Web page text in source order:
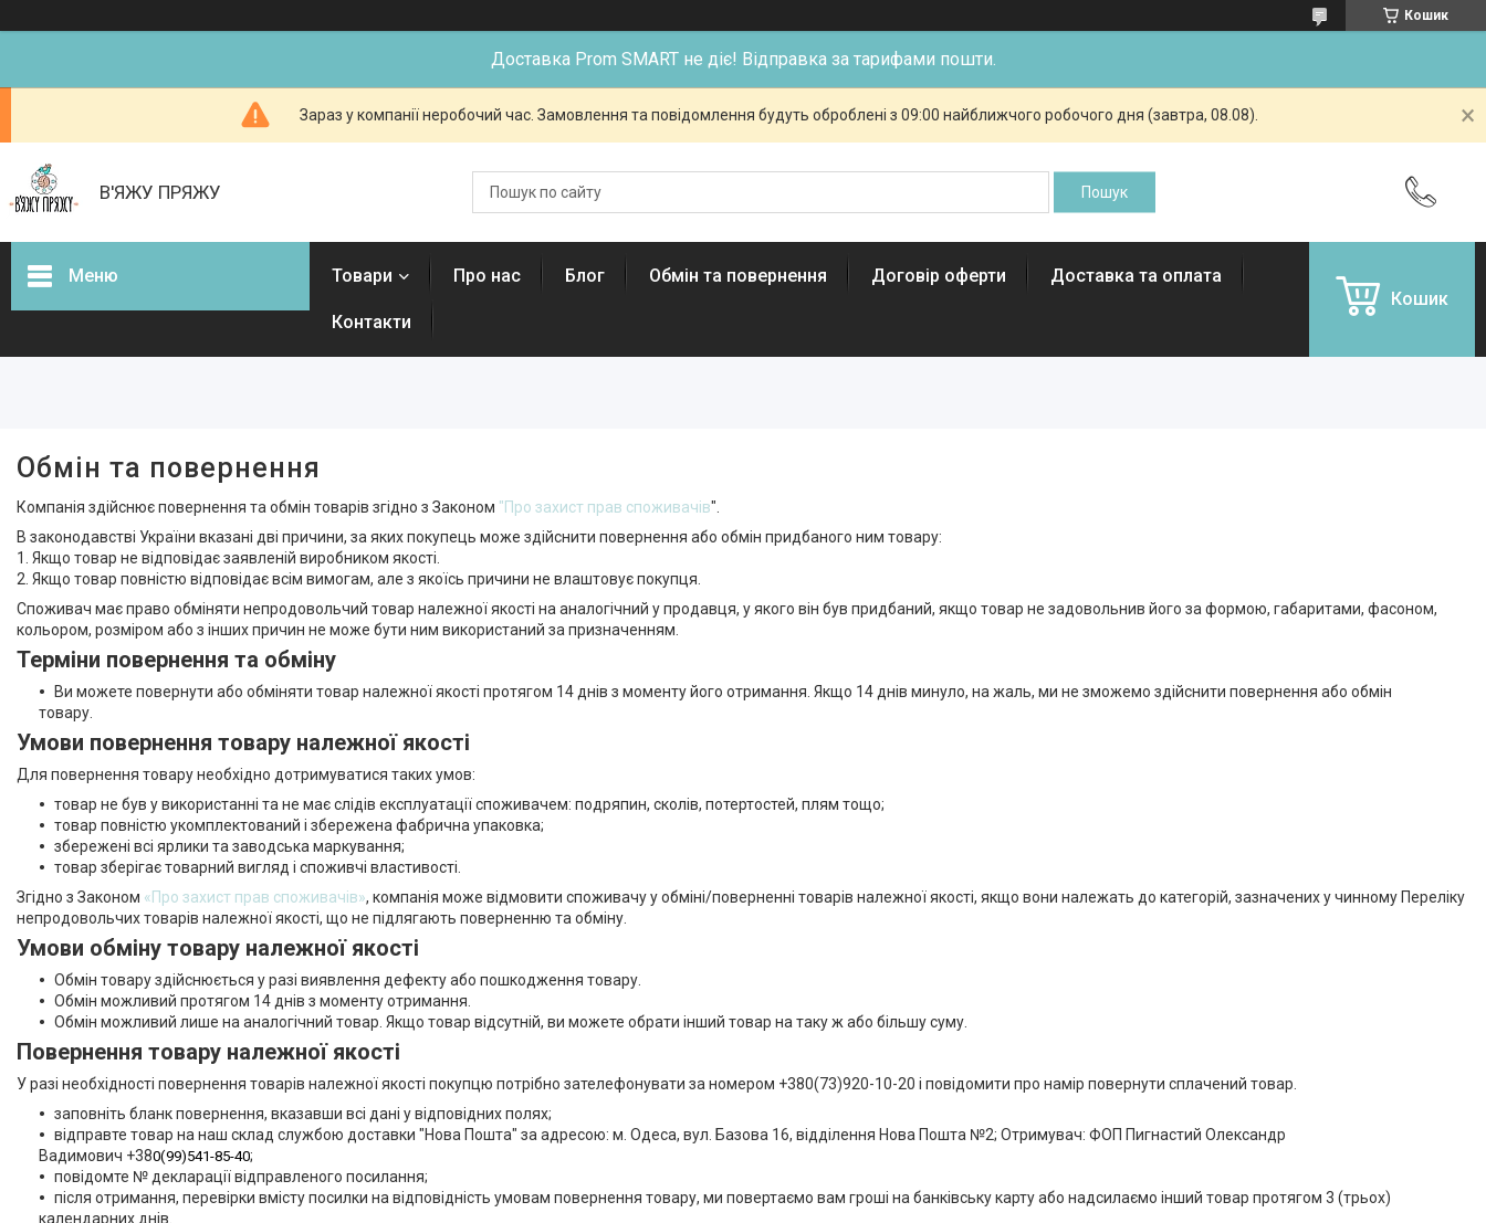
Кошик
Доставка Prom SMART не діє! Відправка за тарифами пошти.
Зараз у компанії неробочий час. Замовлення та повідомлення будуть оброблені з 09:00 найближчого робочого дня (завтра, 08.08).
В'ЯЖУ ПРЯЖУ
Меню Товари Про нас Блог Обмін та повернення Договір оферти Доставка та оплата
Контакти
Кошик
Обмін та повернення
Компанія здійснює повернення та обмін товарів згідно з Законом "Про захист прав споживачів".
В законодавстві України вказані дві причини, за яких покупець може здійснити повернення або обмін придбаного ним товару:
1. Якщо товар не відповідає заявленій виробником якості.
2. Якщо товар повністю відповідає всім вимогам, але з якоїсь причини не влаштовує покупця.
Споживач має право обміняти непродовольчий товар належної якості на аналогічний у продавця, у якого він був придбаний, якщо товар не задовольнив його за формою, габаритами, фасоном,
кольором, розміром або з інших причин не може бути ним використаний за призначенням.
Терміни повернення та обміну
Ви можете повернути або обміняти товар належної якості протягом 14 днів з моменту його отримання. Якщо 14 днів минуло, на жаль, ми не зможемо здійснити повернення або обмін
товару.
Умови повернення товару належної якості
Для повернення товару необхідно дотримуватися таких умов:
товар не був у використанні та не має слідів експлуатації споживачем: подряпин, сколів, потертостей, плям тощо;
товар повністю укомплектований і збережена фабрична упаковка;
збережені всі ярлики та заводська маркування;
товар зберігає товарний вигляд і споживчі властивості.
Згідно з Законом «Про захист прав споживачів», компанія може відмовити споживачу у обміні/поверненні товарів належної якості, якщо вони належать до категорій, зазначених у чинному Переліку
непродовольчих товарів належної якості, що не підлягають поверненню та обміну.
Умови обміну товару належної якості
Обмін товару здійснюється у разі виявлення дефекту або пошкодження товару.
Обмін можливий протягом 14 днів з моменту отримання.
Обмін можливий лише на аналогічний товар. Якщо товар відсутній, ви можете обрати інший товар на таку ж або більшу суму.
Повернення товару належної якості
У разі необхідності повернення товарів належної якості покупцю потрібно зателефонувати за номером +380(73)920-10-20 і повідомити про намір повернути сплачений товар.
заповніть бланк повернення, вказавши всі дані у відповідних полях;
відправте товар на наш склад службою доставки "Нова Пошта" за адресою: м. Одеса, вул. Базова 16, відділення Нова Пошта №2; Отримувач: ФОП Пигнастий Олександр
Вадимович +380(99)541-85-40;
повідомте № декларації відправленого посилання;
після отримання, перевірки вмісту посилки на відповідність умовам повернення товару, ми повертаємо вам гроші на банківську карту або надсилаємо інший товар протягом 3 (трьох)
календарних днів.